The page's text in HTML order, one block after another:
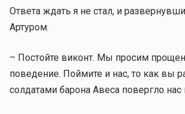
Ответа ждать я не стал, и
Артуром.
– Постойте виконт. Мы просим
поведение. Поймите и нас, то как вы
солдатами барона Авеса повергло